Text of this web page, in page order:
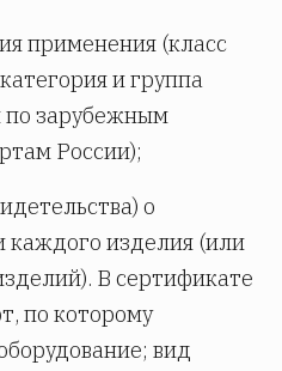
применения (класс
и группа
по зарубежным
России);
о
изделия (или
В сертификате
по которому
вид